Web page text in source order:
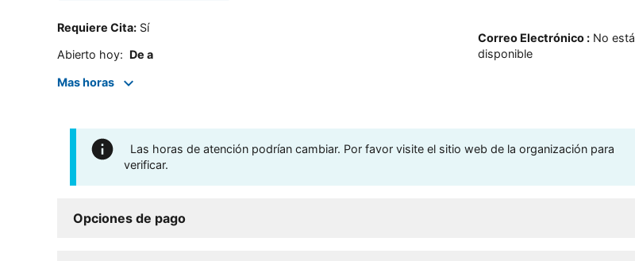
Requiere Cita: Sí
Abierto hoy: De a
Mas horas
Correo Electrónico: No está
disponible
Las horas de atención podrían cambiar. Por favor visite el sitio web de la organización para
verificar.
Opciones de pago